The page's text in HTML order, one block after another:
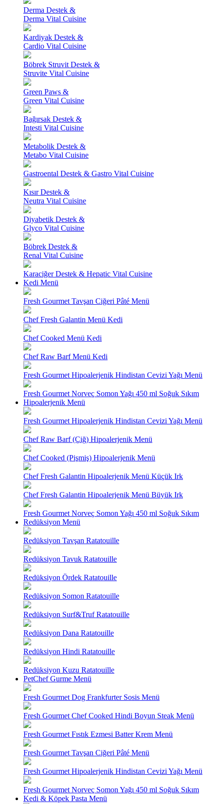
Derma Destek &
Derma Vital Cuisine
Kardiyak Destek &
Cardio Vital Cuisine
Böbrek Struvit Destek &
Struvite Vital Cuisine
Green Paws &
Green Vital Cuisine
Bağırsak Destek &
Intesti Vital Cuisine
Metabolik Destek &
Metabo Vital Cuisine
Gastroental Destek & Gastro Vital Cuisine
Kısır Destek &
Neutra Vital Cuisine
Diyabetik Destek &
Glyco Vital Cuisine
Böbrek Destek &
Renal Vital Cuisine
Karaciğer Destek & Hepatic Vital Cuisine
Kedi Menü
Fresh Gourmet Tavşan Ciğeri Pâté Menü
Chef Fresh Galantin Menü Kedi
Chef Cooked Menü Kedi
Chef Raw Barf Menü Kedi
Fresh Gourmet Hipoalerjenik Hindistan Cevizi Yağı Menü
Fresh Gourmet Norveç Somon Yağı 450 ml Soğuk Sıkım
Hipoalerjenik Menü
Fresh Gourmet Hipoalerjenik Hindistan Cevizi Yağı Menü
Chef Raw Barf (Çiğ) Hipoalerjenik Menü
Chef Cooked (Pişmiş) Hipoalerjenik Menü
Chef Fresh Galantin Hipoalerjenik Menü Küçük Irk
Chef Fresh Galantin Hipoalerjenik Menü Büyük Irk
Fresh Gourmet Norveç Somon Yağı 450 ml Soğuk Sıkım
Redüksiyon Menü
Redüksiyon Tavşan Ratatouille
Redüksiyon Tavuk Ratatouille
Redüksiyon Ördek Ratatouille
Redüksiyon Somon Ratatouille
Redüksiyon Surf&Truf Ratatouille
Redüksiyon Dana Ratatouille
Redüksiyon Hindi Ratatouille
Redüksiyon Kuzu Ratatouille
PetChef Gurme Menü
Fresh Gourmet Dog Frankfurter Sosis Menü
Fresh Gourmet Chef Cooked Hindi Boyun Steak Menü
Fresh Gourmet Fıstık Ezmesi Batter Krem Menü
Fresh Gourmet Tavşan Ciğeri Pâté Menü
Fresh Gourmet Hipoalerjenik Hindistan Cevizi Yağı Menü
Fresh Gourmet Norveç Somon Yağı 450 ml Soğuk Sıkım
Kedi & Köpek Pasta Menü